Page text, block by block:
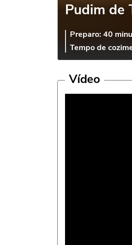
Pudim de
Preparo:40
Tempo de
Vídeo